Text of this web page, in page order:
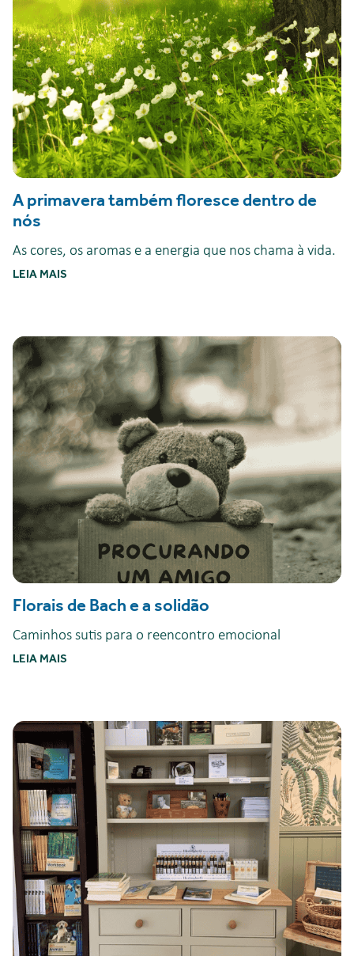
A primavera também floresce dentro de
nós
As cores, os aromas e a energia que nos chama à vida.
LEIA MAIS
Florais de Bach e a solidão
Caminhos sutis para o reencontro emocional
LEIA MAIS